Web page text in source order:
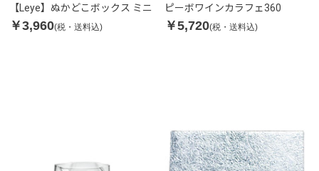
【Leye】ぬかどこボックス ミニ
￥3,960(税・送料込)
ピーボワインカラフェ360
￥5,720(税・送料込)